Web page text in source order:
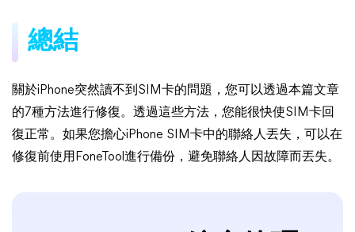
總結
關於iPhone突然讀不到SIM卡的問題，您可以透過本篇文章
的7種方法進行修復。透過這些方法，您能很快使SIM卡回
復正常。如果您擔心iPhone SIM卡中的聯絡人丟失，可以在
修復前使用FoneTool進行備份，避免聯絡人因故障而丟失。